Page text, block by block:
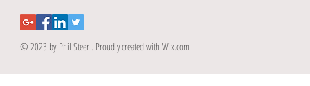
© 2023 by Phil Steer . Proudly created with Wix.com